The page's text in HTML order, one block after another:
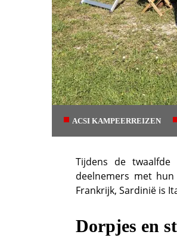
ACSI KAMPEERREIZEN
Tijdens de
deelnemers met
Frankrijk, Sardinië is
Dorpjes en